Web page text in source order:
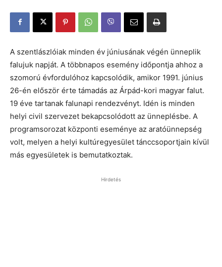
A szentlászlóiak minden év júniusának végén ünneplik
falujuk napját. A többnapos esemény időpontja ahhoz a
szomorú évfordulóhoz kapcsolódik, amikor 1991. június
26-én először érte támadás az Árpád-kori magyar falut.
19 éve tartanak falunapi rendezvényt. Idén is minden
helyi civil szervezet bekapcsolódott az ünneplésbe. A
programsorozat központi eseménye az aratóünnepség
volt, melyen a helyi kultúregyesület tánccsoportjain kívül
más egyesületek is bemutatkoztak.
Hirdetés